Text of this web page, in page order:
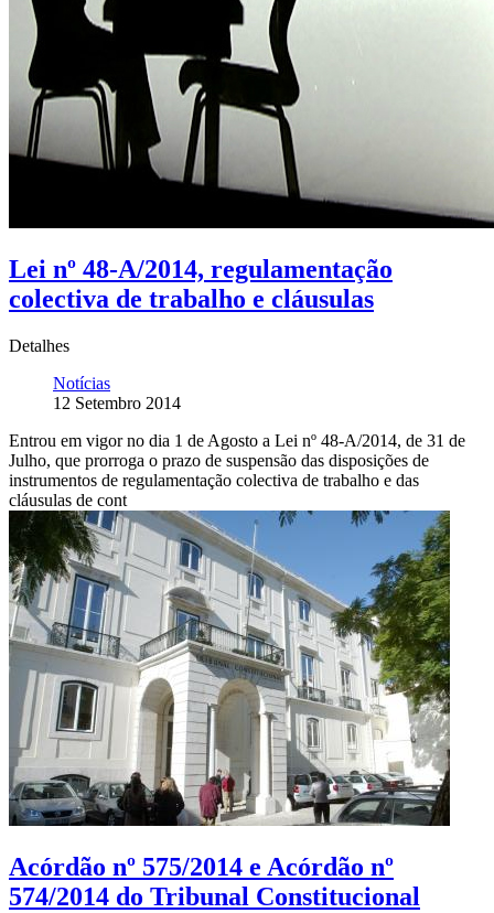
Lei nº 48-A/2014, regulamentação
colectiva de trabalho e cláusulas
Detalhes
Notícias
12 Setembro 2014
Entrou em vigor no dia 1 de Agosto a Lei nº 48-A/2014, de 31 de
Julho, que prorroga o prazo de suspensão das disposições de
instrumentos de regulamentação colectiva de trabalho e das
cláusulas de cont
Acórdão nº 575/2014 e Acórdão nº
574/2014 do Tribunal Constitucional